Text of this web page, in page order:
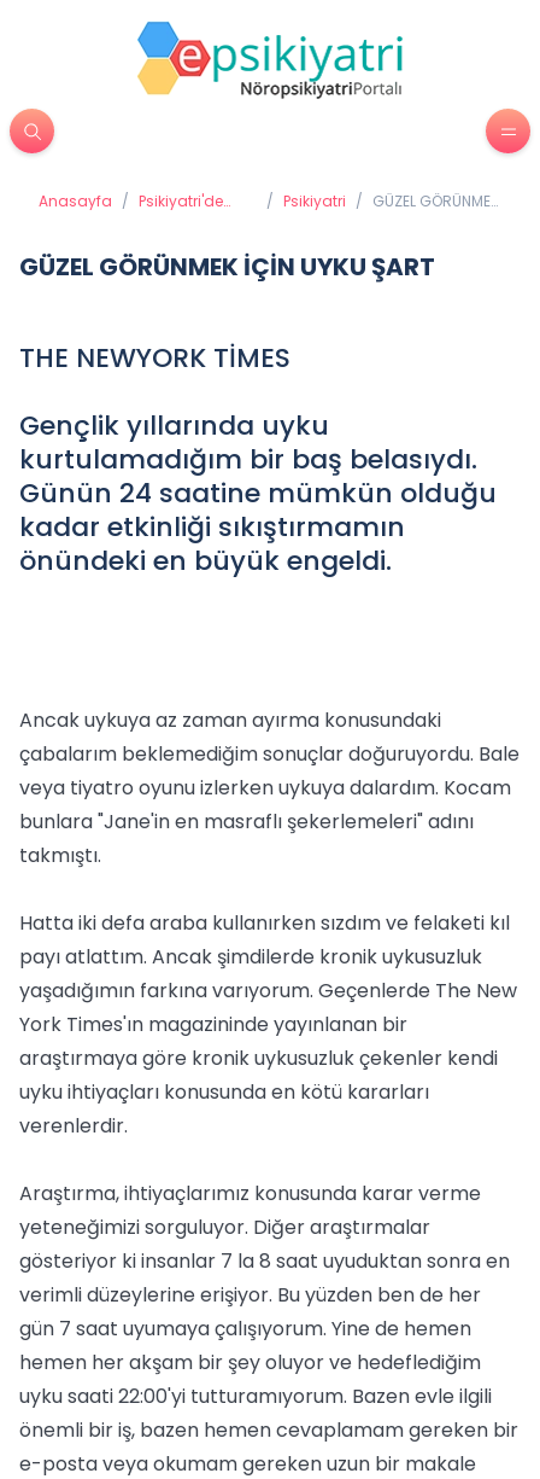
Anasayfa / Psikiyatri'de
/ Psikiyatri / GÜZEL GÖRÜNMEK
GÜZEL GÖRÜNMEK İÇİN UYKU ŞART
THE NEWYORK TİMES
Gençlik yıllarında uyku
kurtulamadığım bir baş belasıydı.
Günün 24 saatine mümkün olduğu
kadar etkinliği sıkıştırmamın
önündeki en büyük engeldi.
Ancak uykuya az zaman ayırma konusundaki
çabalarım beklemediğim sonuçlar doğuruyordu. Bale
veya tiyatro oyunu izlerken uykuya dalardım. Kocam
bunlara "Jane'in en masraflı şekerlemeleri" adını
takmıştı.
Hatta iki defa araba kullanırken sızdım ve felaketi kıl
payı atlattım. Ancak şimdilerde kronik uykusuzluk
yaşadığımın farkına varıyorum. Geçenlerde The New
York Times'ın magazininde yayınlanan bir
araştırmaya göre kronik uykusuzluk çekenler kendi
uyku ihtiyaçları konusunda en kötü kararları
verenlerdir.
Araştırma, ihtiyaçlarımız konusunda karar verme
yeteneğimizi sorguluyor. Diğer araştırmalar
gösteriyor ki insanlar 7 la 8 saat uyuduktan sonra en
verimli düzeylerine erişiyor. Bu yüzden ben de her
gün 7 saat uyumaya çalışıyorum. Yine de hemen
hemen her akşam bir şey oluyor ve hedeflediğim
uyku saati 22:00'yi tutturamıyorum. Bazen evle ilgili
önemli bir iş, bazen hemen cevaplamam gereken bir
e-posta veya okumam gereken uzun bir makale